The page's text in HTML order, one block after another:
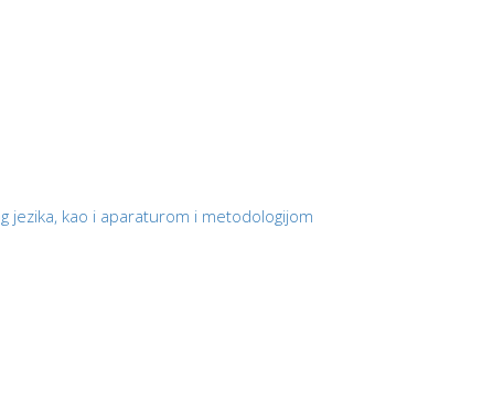
jezika, kao i aparaturom i metodologijom